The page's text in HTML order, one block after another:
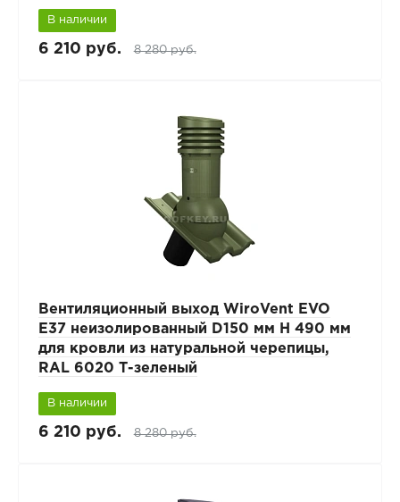
В наличии
6 210 руб. 8 280 руб.
Вентиляционный выход WiroVent EVO
E37 неизолированный D150 мм Н 490 мм
для кровли из натуральной черепицы,
RAL 6020 Т-зеленый
В наличии
6 210 руб. 8 280 руб.